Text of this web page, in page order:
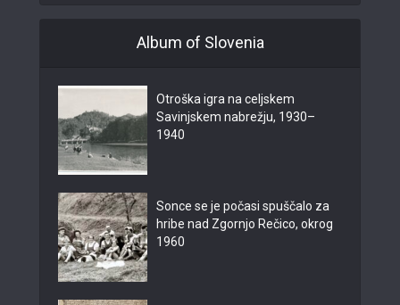
Album of Slovenia
Otroška igra na celjskem
Savinjskem nabrežju, 1930–
1940
Sonce se je počasi spuščalo za
hribe nad Zgornjo Rečico, okrog
1960